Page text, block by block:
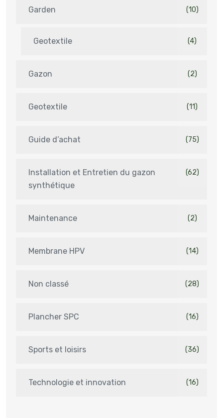
Garden (10)
Geotextile (4)
Gazon (2)
Geotextile (11)
Guide d’achat (75)
Installation et Entretien du gazon
synthétique
(62)
Maintenance (2)
Membrane HPV (14)
Non classé (28)
Plancher SPC (16)
Sports et loisirs (36)
Technologie et innovation (16)